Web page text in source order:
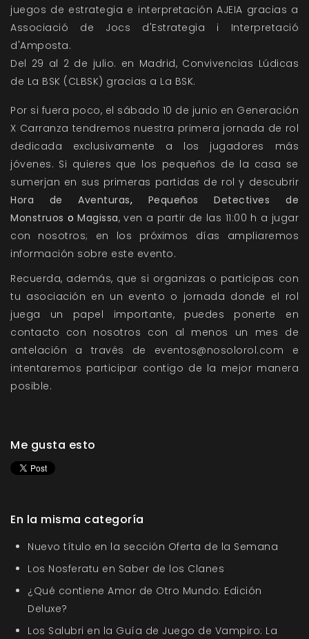
juegos de estrategia e interpretación AJEIA gracias a
Associació de Jocs d'Estrategia i Interpretació
d'Amposta.
Del 29 al 2 de julio. en Madrid, Convivencias Lúdicas
de La BSK (CLBSK) gracias a La BSK.
Por si fuera poco, el sábado 10 de junio en Generación
X Carranza tendremos nuestra primera jornada de rol
dedicada exclusivamente a los jugadores más
jóvenes. Si quieres que los pequeños de la casa se
sumerjan en sus primeras partidas de rol y descubrir
Hora de Aventuras, Pequeños Detectives de
Monstruos oMagissa, ven a partir de las 11:00 h a jugar
con nosotros; en los próximos días ampliaremos
información sobre este evento.
Recuerda, además, que si organizas o participas con
tu asociación en un evento o jornada donde el rol
juega un papel importante, puedes ponerte en
contacto con nosotros con al menos un mes de
antelación a través de eventos@nosolorol.com e
intentaremos participar contigo de la mejor manera
posible.
Me gusta esto
En la misma categoría
Nuevo título en la sección Oferta de la Semana
Los Nosferatu en Saber de los Clanes
¿Qué contiene Amor de Otro Mundo: Edición
Deluxe?
Los Salubri en la Guía de Juego de Vampiro: La